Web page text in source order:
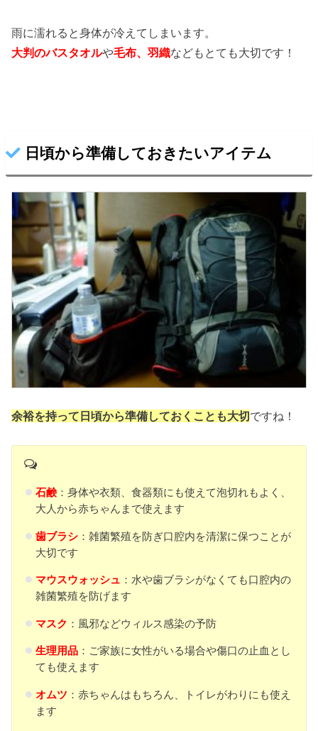
雨に濡れると身体が冷えてしまいます。
大判のバスタオルや毛布、羽織などもとても大切です！
日頃から準備しておきたいアイテム
余裕を持って日頃から準備しておくことも大切ですね！
石鹸：身体や衣類、食器類にも使えて泡切れもよく、
大人から赤ちゃんまで使えます
歯ブラシ：雑菌繁殖を防ぎ口腔内を清潔に保つことが
大切です
マウスウォッシュ ：水や歯ブラシがなくても口腔内の
雑菌繁殖を防げます
マスク ：風邪などウィルス感染の予防
生理用品：ご家族に女性がいる場合や傷口の止血とし
ても使えます
オムツ ：赤ちゃんはもちろん、トイレがわりにも使え
ます